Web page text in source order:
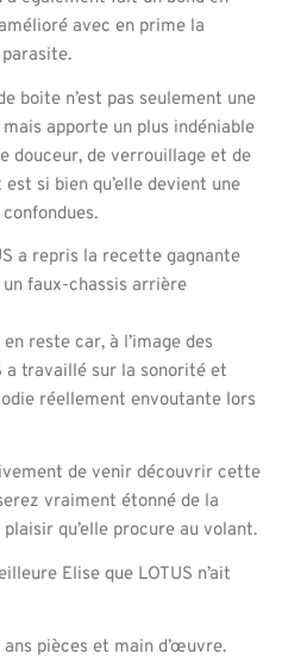
avec en prime la
boite n’est pas seulement une
apporte un plus indéniable
douceur, de verrouillage et de
si bien qu’elle devient une
a repris la recette gagnante
un faux-chassis arrière
en reste car, à l’image des
a travaillé sur la sonorité et
réellement envoutante lors
de venir découvrir cette
vraiment étonné de la
qu’elle procure au volant.
Elise que LOTUS n’ait
pièces et main d’œuvre.